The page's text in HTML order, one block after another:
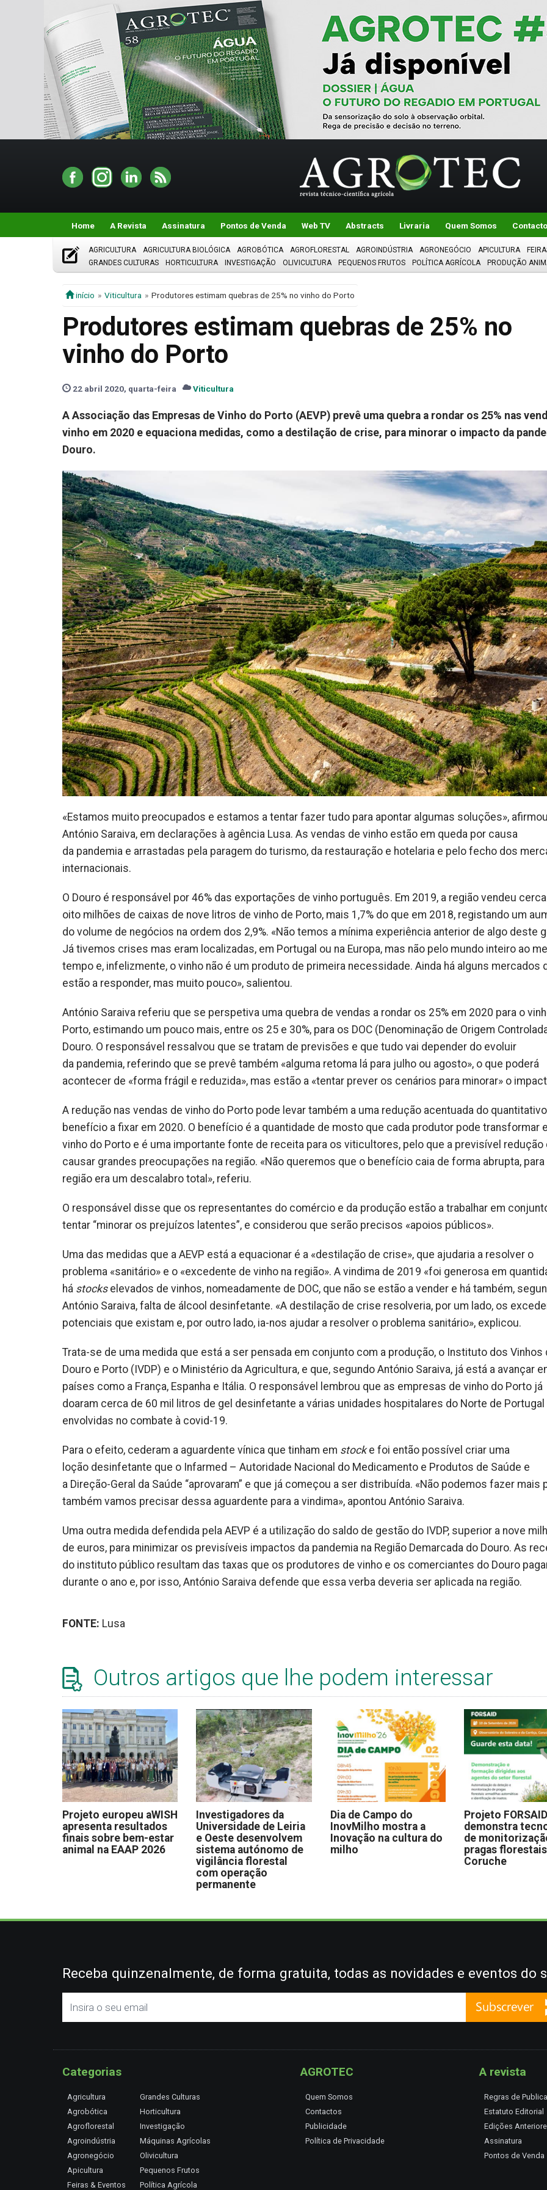
Home A Revista Assinatura Pontos de Venda Web TV Abstracts Livraria Quem Somos
AGRICULTURA AGRICULTURA BIOLÓGICA AGROBÓTICA AGROFLORESTAL AGROINDÚSTRIA AGRONEGÓCIO APICULTURA
GRANDES CULTURAS
HORTICULTURA INVESTIGAÇÃO OLIVICULTURA PEQUENOS FRUTOS POLÍTICA AGRÍCOLA PRODUÇÃO
início Viticultura Produtores estimam quebras de 25% no vinho do Porto
Produtores estimam quebras de 25% no
vinho do Porto
22 abril 2020, quarta-feira Viticultura
A Associação das Empresas de Vinho do Porto (AEVP) prevê uma quebra a rondar os 25% nas
vinho em 2020 e equaciona medidas, como a destilação de crise, para minorar o impacto da
Douro.
«Estamos muito preocupados e estamos a tentar fazer tudo para apontar algumas soluções», afirmou
António Saraiva, em declarações à agência Lusa. As vendas de vinho estão em queda por causa
da pandemia e arrastadas pela paragem do turismo, da restauração e hotelaria e pelo fecho dos
internacionais.
O Douro é responsável por 46% das exportações de vinho português. Em 2019, a região vendeu
oito milhões de caixas de nove litros de vinho de Porto, mais 1,7% do que em 2018, registando um
do volume de negócios na ordem dos 2,9%. «Não temos a mínima experiência anterior de algo deste
Já tivemos crises mas eram localizadas, em Portugal ou na Europa, mas não pelo mundo inteiro ao
tempo e, infelizmente, o vinho não é um produto de primeira necessidade. Ainda há alguns mercados
estão a responder, mas muito pouco», salientou.
António Saraiva referiu que se perspetiva uma quebra de vendas a rondar os 25% em 2020 para o
Porto, estimando um pouco mais, entre os 25 e 30%, para os DOC (Denominação de Origem
Douro. O responsável ressalvou que se tratam de previsões e que tudo vai depender do evoluir
da pandemia, referindo que se prevê também «alguma retoma lá para julho ou agosto», o que poderá
acontecer de «forma frágil e reduzida», mas estão a «tentar prever os cenários para minorar» o
A redução nas vendas de vinho do Porto pode levar também a uma redução acentuada do
benefício a fixar em 2020. O benefício é a quantidade de mosto que cada produtor pode transformar
vinho do Porto e é uma importante fonte de receita para os viticultores, pelo que a previsível redução
causar grandes preocupações na região. «Não queremos que o benefício caia de forma abrupta, para
região era um descalabro total», referiu.
O responsável disse que os representantes do comércio e da produção estão a trabalhar em
tentar “minorar os prejuízos latentes”, e considerou que serão precisos «apoios públicos».
Uma das medidas que a AEVP está a equacionar é a «destilação de crise», que ajudaria a resolver o
problema «sanitário» e o «excedente de vinho na região». A vindima de 2019 «foi generosa em
há stockselevados de vinhos, nomeadamente de DOC, que não se estão a vender e há também,
António Saraiva, falta de álcool desinfetante. «A destilação de crise resolveria, por um lado, os
potenciais que existam e, por outro lado, ia-nos ajudar a resolver o problema sanitário», explicou.
Trata-se de uma medida que está a ser pensada em conjunto com a produção, o Instituto dos Vinhos
Douro e Porto (IVDP) e o Ministério da Agricultura, e que, segundo António Saraiva, já está a avançar
países como a França, Espanha e Itália. O responsável lembrou que as empresas de vinho do Porto já
doaram cerca de 60 mil litros de gel desinfetante a várias unidades hospitalares do Norte de Portugal
envolvidas no combate à covid-19.
Para o efeito, cederam a aguardente vínica que tinham em stocke foi então possível criar uma
loção desinfetante que o Infarmed – Autoridade Nacional do Medicamento e Produtos de Saúde e
a Direção-Geral da Saúde “aprovaram” e que já começou a ser distribuída. «Não podemos fazer mais
também vamos precisar dessa aguardente para a vindima», apontou António Saraiva.
Uma outra medida defendida pela AEVP é a utilização do saldo de gestão do IVDP, superior a nove
de euros, para minimizar os previsíveis impactos da pandemia na Região Demarcada do Douro. As
do instituto público resultam das taxas que os produtores de vinho e os comerciantes do Douro
durante o ano e, por isso, António Saraiva defende que essa verba deveria ser aplicada na região.
FONTE: Lusa
Outros artigos que lhe podem interessar
Projeto europeu aWISH
apresenta resultados
finais sobre bem-estar
animal na EAAP 2026
Investigadores da
Universidade de Leiria
e Oeste desenvolvem
sistema autónomo de
vigilância florestal
com operação
permanente
Dia de Campo do
InovMilho mostra a
Inovação na cultura do
milho
Projeto FORSAID
demonstra
de
pragas
Coruche
Receba quinzenalmente, de forma gratuita, todas as novidades e eventos do
Categorias
Agricultura
Agrobótica
Agroflorestal
Agroindústria
Agronegócio
Apicultura
Feiras & Eventos
Grandes Culturas
Horticultura
Investigação
Máquinas Agrícolas
Olivicultura
Pequenos Frutos
Política Agrícola
AGROTEC
Quem Somos
Contactos
Publicidade
Política de Privacidade
A revista
Regras de
Estatuto Editorial
Edições
Assinatura
Pontos de Venda